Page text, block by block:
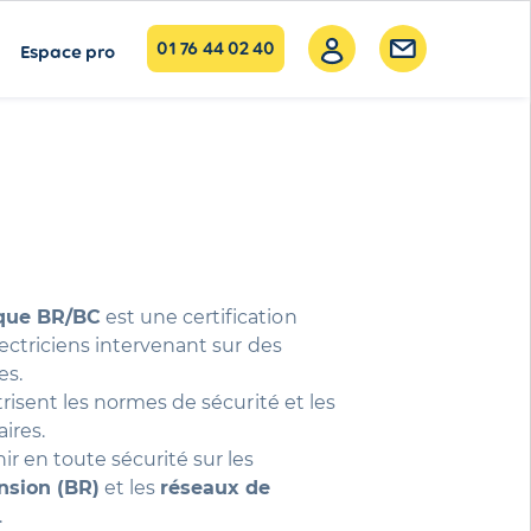
Espace pro 01 76 44 02 40
BR/BC est une certification
intervenant sur des
les normes de sécurité et les
en toute sécurité sur les
(BR) et les réseaux de
.